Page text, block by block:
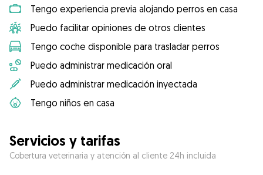
Tengo experiencia previa alojando perros en casa
Puedo facilitar opiniones de otros clientes
Tengo coche disponible para trasladar perros
Puedo administrar medicación oral
Puedo administrar medicación inyectada
Tengo niños en casa
Servicios y tarifas
Cobertura veterinaria y atención al cliente 24h incluida